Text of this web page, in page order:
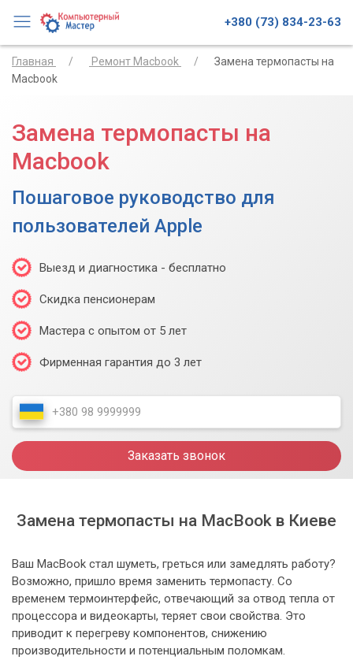
+380 (73) 834-23-63
Главная Ремонт Macbook
Замена термопасты на
Macbook
Замена термопасты на
Macbook
Пошаговое руководство для
пользователей Apple
Выезд и диагностика - бесплатно
Скидка пенсионерам
Мастера с опытом от 5 лет
Фирменная гарантия до 3 лет
Заказать звонок
Замена термопасты на MacBook в Киеве
Ваш MacBook стал шуметь, греться или замедлять работу?
Возможно, пришло время заменить термопасту. Со
временем термоинтерфейс, отвечающий за отвод тепла от
процессора и видеокарты, теряет свои свойства. Это
приводит к перегреву компонентов, снижению
производительности и потенциальным поломкам.